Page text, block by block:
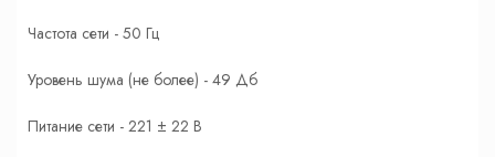
Частота сети - 50 Гц
Уровень шума (не более) - 49 Дб
Питание сети - 221 ± 22 В